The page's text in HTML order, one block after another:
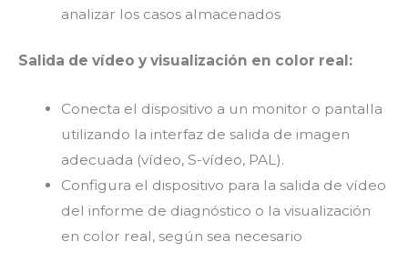
analizar los casos almacenados
Salida de vídeo y visualización en color real:
Conecta el dispositivo a un monitor o pantalla
utilizando la interfaz de salida de imagen
adecuada (vídeo, S-vídeo, PAL).
Configura el dispositivo para la salida de vídeo
del informe de diagnóstico o la visualización
en color real, según sea necesario